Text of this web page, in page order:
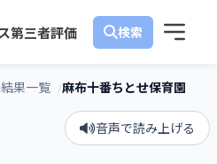
第三者評価
果一覧 麻布十番ちとせ保育園
音声で読み上げる